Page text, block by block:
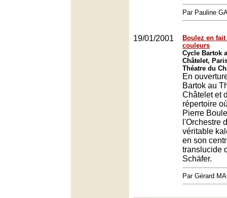
Par Pauline
19/01/2001
Boulez en
couleurs
Cycle Bartok
Châtelet,
Théatre du
En
Bartok au
Châtelet et
répertoire
Pierre
l'Orchestre
véritable
en son
translucide
Schäfer.
Par Gérard